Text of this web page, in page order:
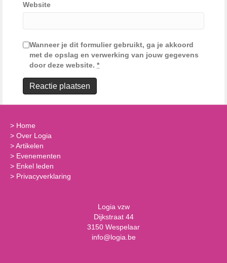
Website
Wanneer je dit formulier gebruikt, ga je akkoord
met de opslag en verwerking van jouw gegevens
door deze website. *
> Home
> Over Logia
>Artikelen
> Evenementen
> Enkel leden
> Privacyverklaring
Logia vzw
Dijkstraat 44
3150 Wespelaar
info@logia.be